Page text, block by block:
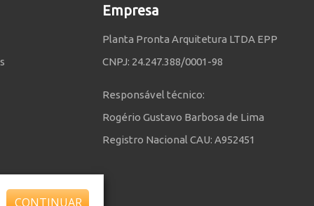
CONTINUAR
Empresa
Planta Pronta Arquitetura LTDA EPP
CNPJ: 24.247.388/0001-98
Responsável técnico:
Rogério Gustavo Barbosa de Lima
Registro Nacional CAU: A952451